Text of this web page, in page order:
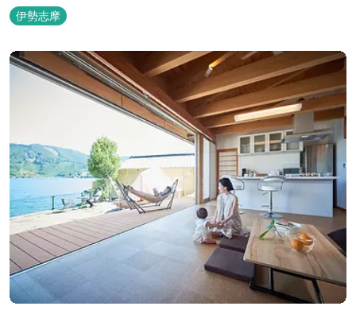
ださい。
伊勢志摩